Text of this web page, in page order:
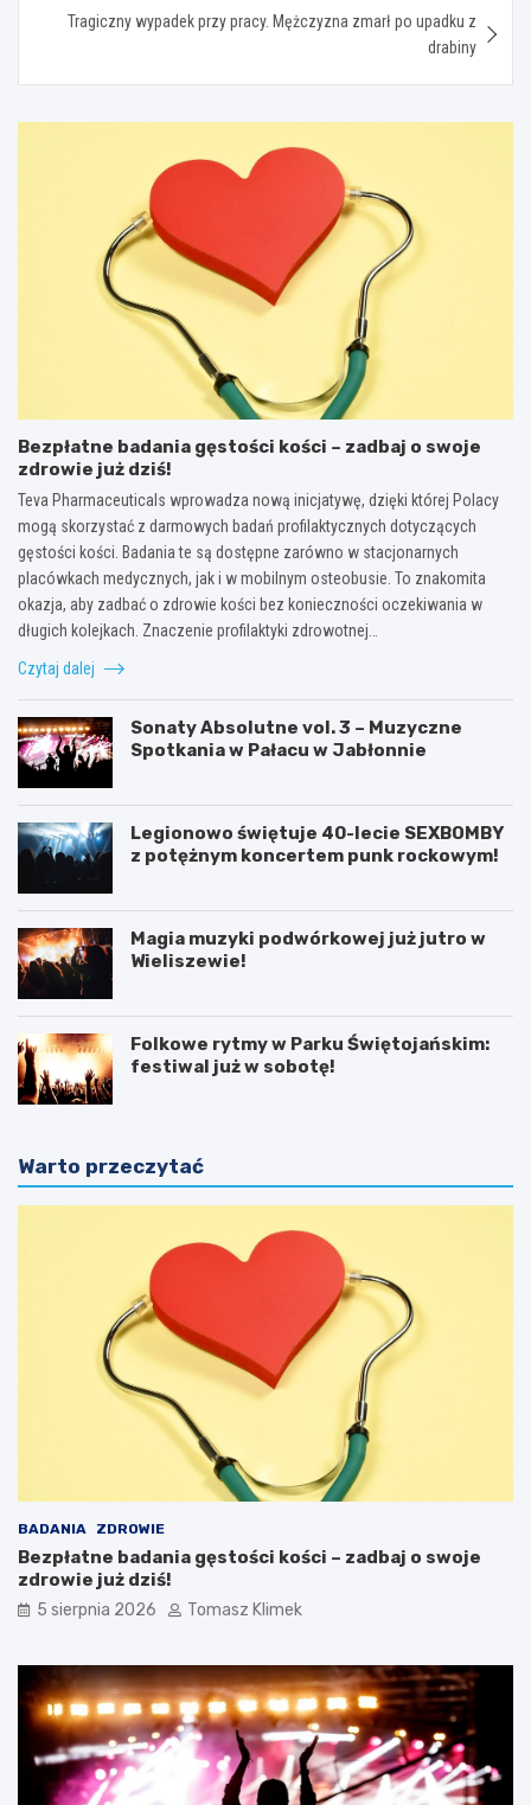
Tragiczny wypadek przy pracy. Mężczyzna zmarł po upadku z
drabiny
Bezpłatne badania gęstości kości – zadbaj o swoje
zdrowie już dziś!
Teva Pharmaceuticals wprowadza nową inicjatywę, dzięki której Polacy
mogą skorzystać z darmowych badań profilaktycznych dotyczących
gęstości kości. Badania te są dostępne zarówno w stacjonarnych
placówkach medycznych, jak i w mobilnym osteobusie. To znakomita
okazja, aby zadbać o zdrowie kości bez konieczności oczekiwania w
długich kolejkach. Znaczenie profilaktyki zdrowotnej…
Czytaj dalej
Sonaty Absolutne vol. 3 – Muzyczne
Spotkania w Pałacu w Jabłonnie
Legionowo świętuje 40-lecie SEXBOMBY
z potężnym koncertem punk rockowym!
Magia muzyki podwórkowej już jutro w
Wieliszewie!
Folkowe rytmy w Parku Świętojańskim:
festiwal już w sobotę!
Warto przeczytać
BADANIA ZDROWIE
Bezpłatne badania gęstości kości – zadbaj o swoje
zdrowie już dziś!
5 sierpnia 2026 Tomasz Klimek